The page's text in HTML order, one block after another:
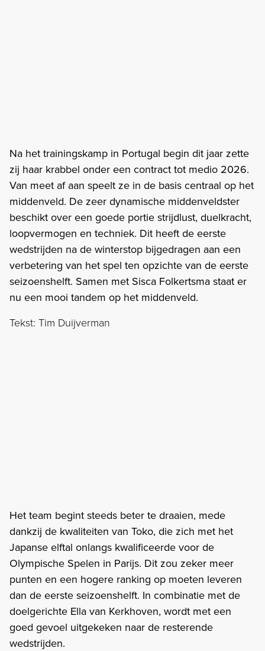
Na het trainingskamp in Portugal begin dit jaar zette
zij haar krabbel onder een contract tot medio 2026.
Van meet af aan speelt ze in de basis centraal op het
middenveld. De zeer dynamische middenveldster
beschikt over een goede portie strijdlust, duelkracht,
loopvermogen en techniek. Dit heeft de eerste
wedstrijden na de winterstop bijgedragen aan een
verbetering van het spel ten opzichte van de eerste
seizoenshelft. Samen met Sisca Folkertsma staat er
nu een mooi tandem op het middenveld.
Tekst: Tim Duijverman
Het team begint steeds beter te draaien, mede
dankzij de kwaliteiten van Toko, die zich met het
Japanse elftal onlangs kwalificeerde voor de
Olympische Spelen in Parijs. Dit zou zeker meer
punten en een hogere ranking op moeten leveren
dan de eerste seizoenshelft. In combinatie met de
doelgerichte Ella van Kerkhoven, wordt met een
goed gevoel uitgekeken naar de resterende
wedstrijden.